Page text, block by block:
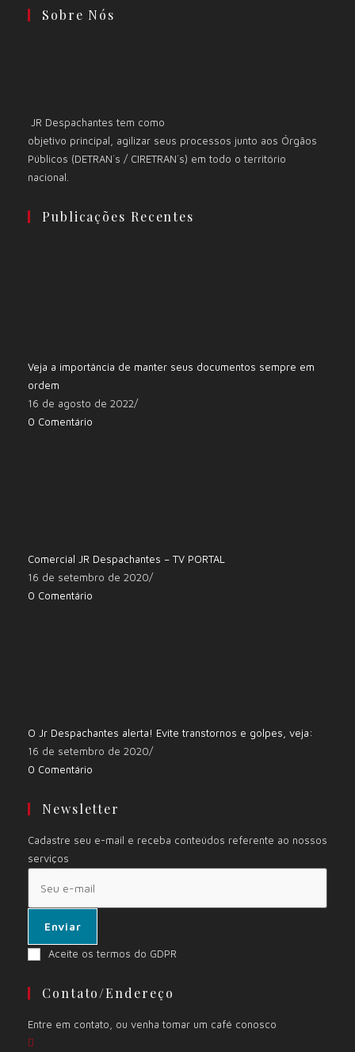
Sobre Nós
JR Despachantes tem como
objetivo principal, agilizar seus processos junto aos Órgãos
Públicos (DETRAN´s / CIRETRAN´s) em todo o território
nacional.
Publicações Recentes
Veja a importância de manter seus documentos sempre em
ordem
16 de agosto de 2022/
0 Comentário
Comercial JR Despachantes – TV PORTAL
16 de setembro de 2020/
0 Comentário
O Jr Despachantes alerta! Evite transtornos e golpes, veja:
16 de setembro de 2020/
0 Comentário
Newsletter
Cadastre seu e-mail e receba conteúdos referente ao nossos
serviços
Enviar
Aceite os termos do GDPR
Contato/Endereço
Entre em contato, ou venha tomar um café conosco